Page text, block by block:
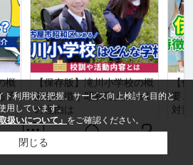
概
子
【保存版】滝川小学校の概
要と特徴｜昭和区人気№1
の理由は
【
要
対
もっと見る
問い合せ
ト利用状況把握、サービス向上検討を目的と
用しています。
扱いについて」 をご確認ください。
閉じる